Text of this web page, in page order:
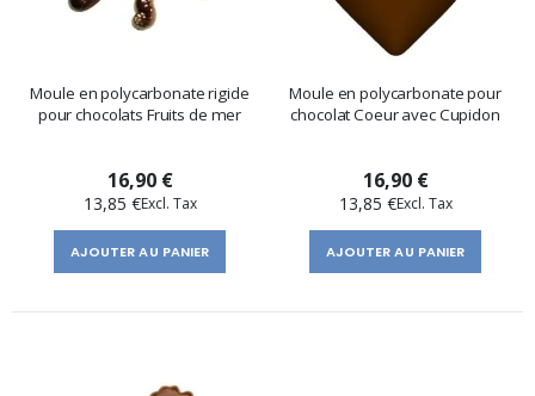
Moule en polycarbonate rigide
pour chocolats Fruits de mer
16,90 €
13,85 €
AJOUTER AU PANIER
Moule en polycarbonate pour
chocolat Coeur avec Cupidon
16,90 €
13,85 €
AJOUTER AU PANIER